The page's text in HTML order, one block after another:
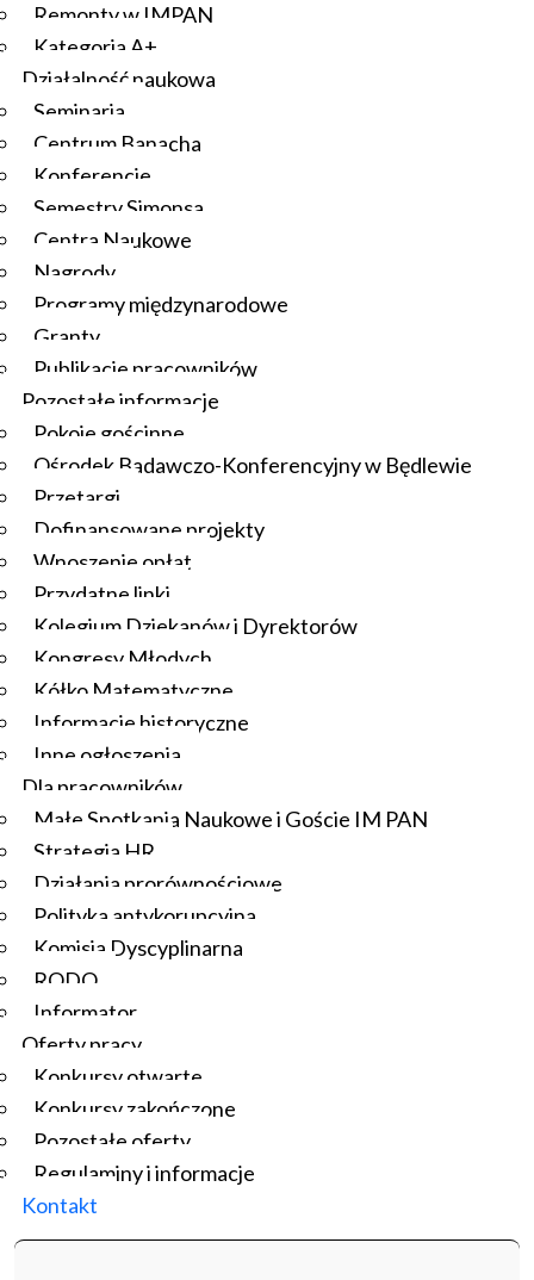
Remonty w IMPAN
Kategoria A+
Działalność naukowa
Seminaria
Centrum Banacha
Konferencje
Semestry Simonsa
Centra Naukowe
Nagrody
Programy międzynarodowe
Granty
Publikacje pracowników
Pozostałe informacje
Pokoje gościnne
Ośrodek Badawczo-Konferencyjny w Będlewie
Przetargi
Dofinansowane projekty
Wnoszenie opłat
Przydatne linki
Kolegium Dziekanów i Dyrektorów
Kongresy Młodych
Kółko Matematyczne
Informacje historyczne
Inne ogłoszenia
Dla pracowników
Małe Spotkania Naukowe i Goście IM PAN
Strategia HR
Działania prorównościowe
Polityka antykorupcyjna
Komisja Dyscyplinarna
RODO
Informator
Oferty pracy
Konkursy otwarte
Konkursy zakończone
Pozostałe oferty
Regulaminy i informacje
Kontakt